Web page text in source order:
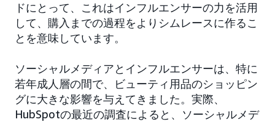
ドにとって、これはインフルエンサーの力を活用
して、購入までの過程をよりシムレースに作るこ
とを意味しています。
ソーシャルメディアとインフルエンサーは、特に
若年成人層の間で、ビューティ用品のショッピン
グに大きな影響を与えてきました。実際、
HubSpotの最近の調査によると、ソーシャルメデ